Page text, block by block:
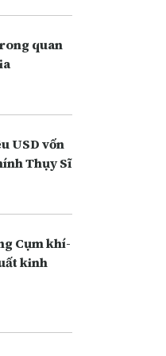
quan
USD vốn
Thụy Sĩ
Cụm khí-
kinh